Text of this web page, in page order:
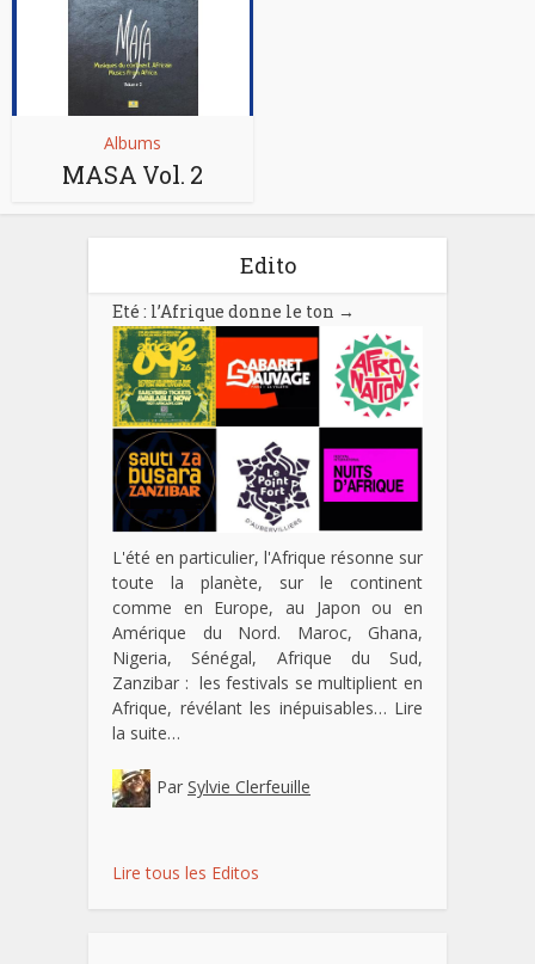
Albums
MASA Vol. 2
Edito
Eté : l’Afrique donne le ton →
L'été en particulier, l'Afrique résonne sur
toute la planète, sur le continent
comme en Europe, au Japon ou en
Amérique du Nord. Maroc, Ghana,
Nigeria, Sénégal, Afrique du Sud,
Zanzibar : les festivals se multiplient en
Afrique, révélant les inépuisables… Lire
la suite…
Par Sylvie Clerfeuille
Lire tous les Editos